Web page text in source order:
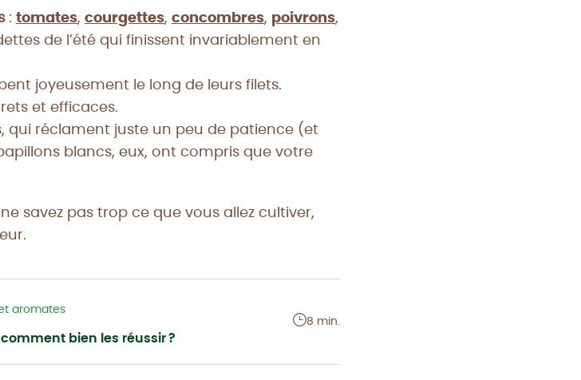
: tomates, courgettes, concombres, poivrons,
de l’été qui finissent invariablement en
joyeusement le long de leurs filets.
et efficaces.
qui réclament juste un peu de patience (et
blancs, eux, ont compris que votre
savez pas trop ce que vous allez cultiver,
aromates
bien les réussir ?
8 min.